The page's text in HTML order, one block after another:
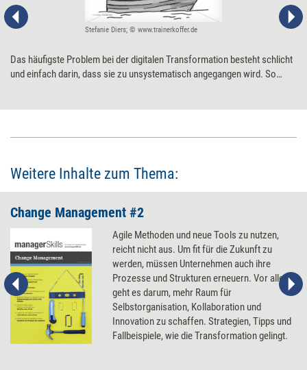
Stefanie Diers; © www.trainerkoffer.de
Das häufigste Problem bei der digitalen Transformation besteht schlicht
und einfach darin, dass sie zu unsystematisch angegangen wird. So
Weitere Inhalte zum Thema:
Change Management #2
Agile Methoden und neue Tools zu nutzen,
reicht nicht aus. Um fit für die Zukunft zu
werden, müssen Unternehmen auch ihre
Prozesse und Strukturen erneuern. Vor allem
geht es darum, mehr Raum für
Selbstorganisation, Kollaboration und
Innovation zu schaffen. Strategien, Tipps und
Fallbeispiele, wie die Transformation gelingt.